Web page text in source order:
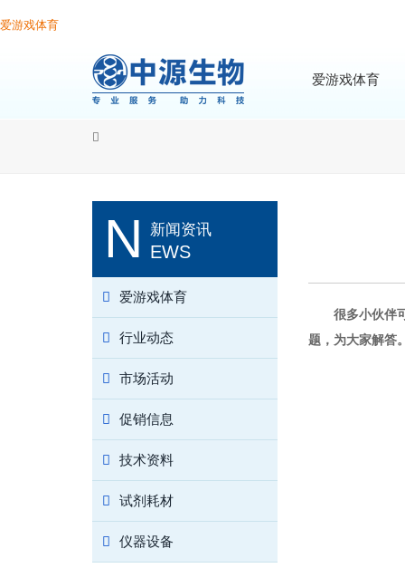
爱游戏体育
爱游戏体育
N 新闻资讯
EWS
爱游戏体育
行业动态
市场活动
促销信息
技术资料
试剂耗材
仪器设备
很多小伙伴
题，为大家解答。